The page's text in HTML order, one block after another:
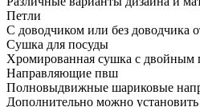
Петли
С доводчиком или без доводчика
Сушка для посуды
Хромированная сушка с двойным
Направляющие пвш
Полновыдвижные шариковые
Дополнительно можно установить